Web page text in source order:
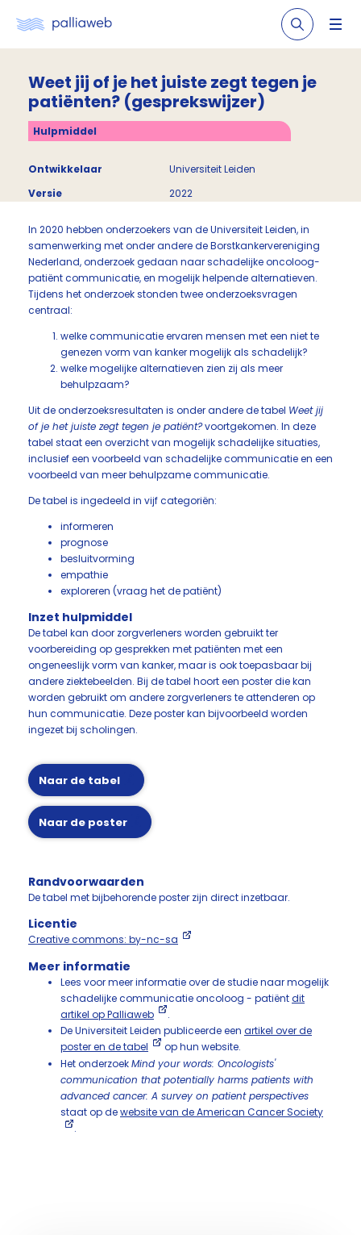
Weet jij of je het juiste zegt tegen je
patiënten? (gesprekswijzer)
Hulpmiddel
Ontwikkelaar
Universiteit Leiden
Versie
2022
In 2020 hebben onderzoekers van de Universiteit Leiden, in
samenwerking met onder andere de Borstkankervereniging
Nederland, onderzoek gedaan naar schadelijke oncoloog-
patiënt communicatie, en mogelijk helpende alternatieven.
Tijdens het onderzoek stonden twee onderzoeksvragen
centraal:
welke communicatie ervaren mensen met een niet te
genezen vorm van kanker mogelijk als schadelijk?
welke mogelijke alternatieven zien zij als meer
behulpzaam?
Uit de onderzoeksresultaten is onder andere de tabel Weet jij
of je het juiste zegt tegen je patiënt?voortgekomen. In deze
tabel staat een overzicht van mogelijk schadelijke situaties,
inclusief een voorbeeld van schadelijke communicatie en een
voorbeeld van meer behulpzame communicatie.
De tabel is ingedeeld in vijf categoriën:
informeren
prognose
besluitvorming
empathie
exploreren (vraag het de patiënt)
Inzet hulpmiddel
De tabel kan door zorgverleners worden gebruikt ter
voorbereiding op gesprekken met patiënten met een
ongeneeslijk vorm van kanker, maar is ook toepasbaar bij
andere ziektebeelden. Bij de tabel hoort een poster die kan
worden gebruikt om andere zorgverleners te attenderen op
hun communicatie. Deze poster kan bijvoorbeeld worden
ingezet bij scholingen.
Naar de tabel
Naar de poster
Randvoorwaarden
De tabel met bijbehorende poster zijn direct inzetbaar.
Licentie
Creative commons: by-nc-sa
Meer informatie
Lees voor meer informatie over de studie naar mogelijk
schadelijke communicatie oncoloog - patiëntdit
artikel op Palliaweb
.
De Universiteit Leiden publiceerde een artikel over de
poster en de tabel
op hun website.
Het onderzoekMind your words: Oncologists'
communication that potentially harms patients with
advanced cancer: A survey on patient perspectives
staat op dewebsite van de American Cancer Society
.